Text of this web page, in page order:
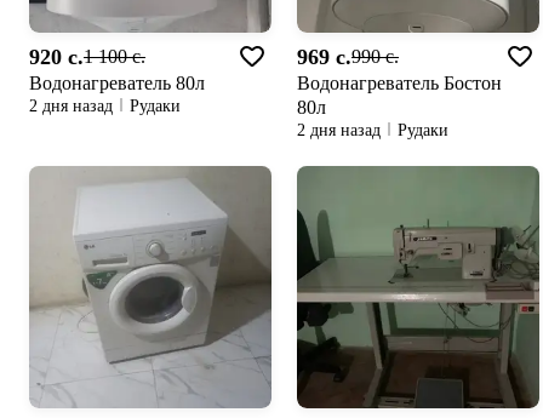
920 c.1 100 c.
Водонагреватель 80л
2 дня назад Рудаки
969 c.990 c.
Водонагреватель Бостон
80л
2 дня назад Рудаки